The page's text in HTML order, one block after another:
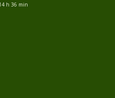
h 36 min